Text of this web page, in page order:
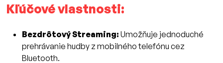
Kľúčové vlastnosti:
Bezdrôtový Streaming: Umožňuje jednoduché
prehrávanie hudby z mobilného telefónu cez
Bluetooth.